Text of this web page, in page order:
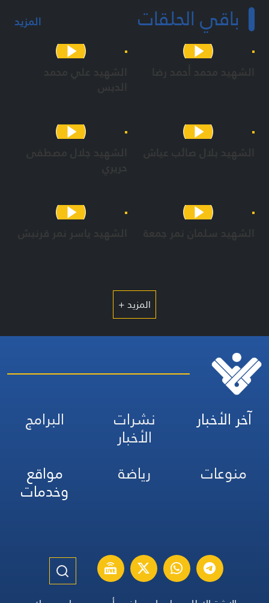
باقي الحلقات المزيد
الشهيد محمد أحمد رضا الشهيد علي محمد
الدبس
الشهيد بلال صائب عياش الشهيد جلال مصطفى
الشهيد سلمان نمر جمعة الشهيد ياسر نمر قرنبش
المزيد +
آخر الأخبار نشرات
الأخبار
البرامج
منوعات
رياضة مواقع
وخدمات